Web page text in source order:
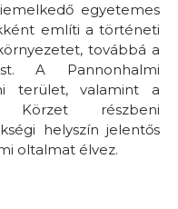
egyetemes
említi a történeti
továbbá a
A Pannonhalmi
terület, valamint a
Körzet részbeni
helyszín jelentős
oltalmat élvez.